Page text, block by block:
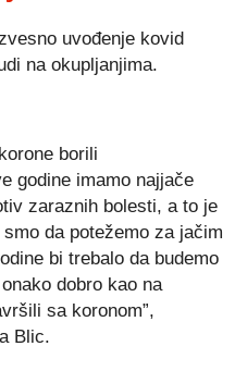
uvođenje kovid
na okupljanjima.
borili
godine imamo najjače
zaraznih bolesti, a to je
da potežemo za jačim
bi trebalo da budemo
dobro kao na
sa koronom”,
Blic.